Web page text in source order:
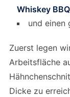
Whiskey
und einen
Zuerst legen
Arbeitsfläche
Dicke zu